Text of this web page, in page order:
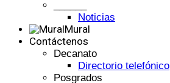
Noticias
Mural
Contáctenos
Decanato
Directorio telefónico
Posgrados